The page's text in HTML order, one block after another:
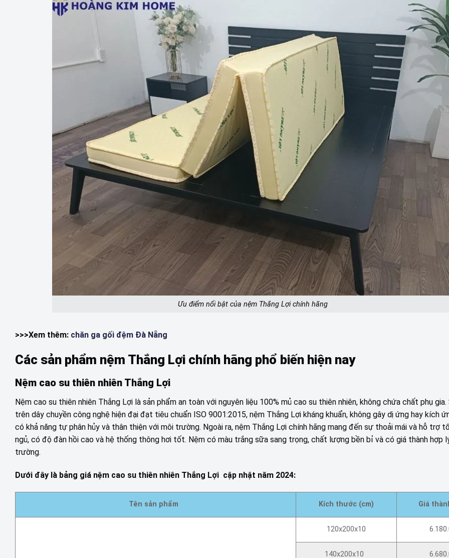
Ưu điểm nổi bật của nệm Thắng Lợi chính hãng
>>>Xem thêm: chăn ga gối đệm Đà Nẵng
Các sản phẩm nệm Thắng Lợi chính hãng phổ biến hiện nay
Nệm cao su thiên nhiên Thắng Lợi
Nệm cao su thiên nhiên Thắng Lợi là sản phẩm an toàn với nguyên liệu 100% mủ cao su thiên nhiên, không chứa chất phụ gia.
trên dây chuyền công nghệ hiện đại đạt tiêu chuẩn ISO 9001:2015, nệm Thắng Lợi kháng khuẩn, không gây dị ứng hay kích
có khả năng tự phân hủy và thân thiện với môi trường. Ngoài ra, nệm Thắng Lợi chính hãng mang đến sự thoải mái và hỗ trợ
ngủ, có độ đàn hồi cao và hệ thống thông hơi tốt. Nệm có màu trắng sữa sang trọng, chất lượng bền bỉ và có giá thành hợp
trường.
Dưới đây là bảng giá nệm cao su thiên nhiên Thắng Lợi cập nhật năm 2024:
Tên sản phẩm Kích thước (cm) Giá
120x200x10
140x200x10